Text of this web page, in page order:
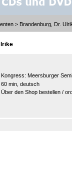
> Brandenburg, Dr.
Kongress: Meersburger
60 min, deutsch
Über den Shop bestellen /